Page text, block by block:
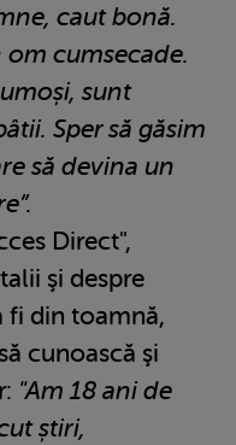
caut bonă.
om cumsecade.
sunt
Sper să găsim
să devina un
Direct",
şi despre
fi din toamnă,
cunoască şi
"Am 18 ani de
știri,